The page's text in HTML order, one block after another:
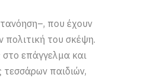
που έχουν
πολιτική του σκέψη.
στο επάγγελμα και
παιδιών,